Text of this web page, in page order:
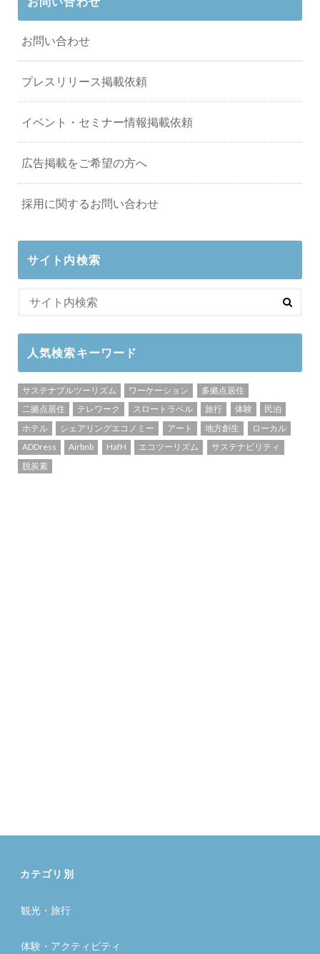
お問い合わせ
プレスリリース掲載依頼
イベント・セミナー情報掲載依頼
広告掲載をご希望の方へ
採用に関するお問い合わせ
サイト内検索
人気検索キーワード
サステナブルツーリズム ワーケーション
多拠点居住
二拠点居住
テレワーク スロートラベル 旅行 体験
民泊
ホテル
シェアリングエコノミー アート 地方創生
ローカル
ADDress
Airbnb HafH エコツーリズム
サステナビリティ
脱炭素
カテゴリ別
観光・旅行
体験・アクティビティ